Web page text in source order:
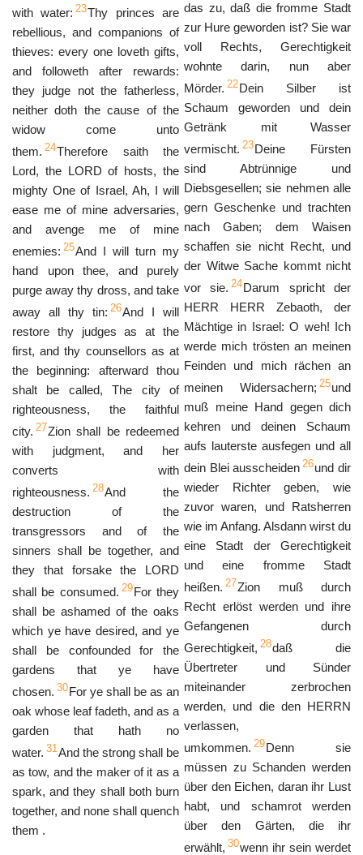
with water: 23Thy princes are
rebellious, and companions of
thieves: every one loveth gifts,
and followeth after rewards:
they judge not the fatherless,
neither doth the cause of the
widow come unto
them. 24Therefore saith the
Lord, the LORD of hosts, the
mighty One of Israel, Ah, I will
ease me of mine adversaries,
and avenge me of mine
enemies: 25And I will turn my
hand upon thee, and purely
purge away thy dross, and take
away all thy tin: 26And I will
restore thy judges as at the
first, and thy counsellors as at
the beginning: afterward thou
shalt be called, The city of
righteousness, the faithful
city. 27Zion shall be redeemed
with judgment, and her
converts with
righteousness. 28And the
destruction of the
transgressors and of the
sinners shall be together, and
they that forsake the LORD
shall be consumed. 29For they
shall be ashamed of the oaks
which ye have desired, and ye
shall be confounded for the
gardens that ye have
chosen. 30For ye shall be as an
oak whose leaf fadeth, and as a
garden that hath no
water. 31And the strong shall be
as tow, and the maker of it as a
spark, and they shall both burn
together, and none shall quench
them .
das zu, daß die fromme Stadt
zur Hure geworden ist? Sie war
voll Rechts, Gerechtigkeit
wohnte darin, nun aber
Mörder. 22Dein Silber ist
Schaum geworden und dein
Getränk mit Wasser
vermischt. 23Deine Fürsten
sind Abtrünnige und
Diebsgesellen; sie nehmen alle
gern Geschenke und trachten
nach Gaben; dem Waisen
schaffen sie nicht Recht, und
der Witwe Sache kommt nicht
vor sie. 24Darum spricht der
HERR HERR Zebaoth, der
Mächtige in Israel: O weh! Ich
werde mich trösten an meinen
Feinden und mich rächen an
meinen Widersachern; 25und
muß meine Hand gegen dich
kehren und deinen Schaum
aufs lauterste ausfegen und all
dein Blei ausscheiden 26und dir
wieder Richter geben, wie
zuvor waren, und Ratsherren
wie im Anfang. Alsdann wirst du
eine Stadt der Gerechtigkeit
und eine fromme Stadt
heißen. 27Zion muß durch
Recht erlöst werden und ihre
Gefangenen durch
Gerechtigkeit, 28daß die
Übertreter und Sünder
miteinander zerbrochen
werden, und die den HERRN
verlassen,
umkommen. 29Denn sie
müssen zu Schanden werden
über den Eichen, daran ihr Lust
habt, und schamrot werden
über den Gärten, die ihr
erwählt, 30wenn ihr sein werdet